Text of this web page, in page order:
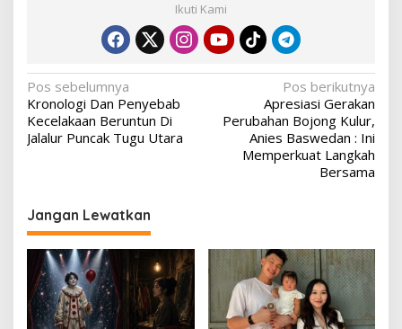
Ikuti Kami
Navigasi
pos
Pos sebelumnya
Kronologi Dan Penyebab
Kecelakaan Beruntun Di
Jalalur Puncak Tugu Utara
Pos berikutnya
Apresiasi Gerakan
Perubahan Bojong Kulur,
Anies Baswedan : Ini
Memperkuat Langkah
Bersama
Jangan Lewatkan